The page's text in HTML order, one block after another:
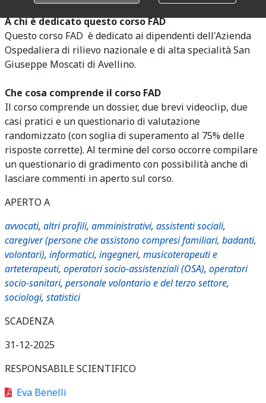
A chi è dedicato questo corso FAD
Questo corso FAD è dedicato ai dipendenti dell'Azienda
Ospedaliera di rilievo nazionale e di alta specialità San
Giuseppe Moscati di Avellino.
Che cosa comprende il corso FAD
Il corso comprende un dossier, due brevi videoclip, due
casi pratici e un questionario di valutazione
randomizzato (con soglia di superamento al 75% delle
risposte corrette). Al termine del corso occorre compilare
un questionario di gradimento con possibilità anche di
lasciare commenti in aperto sul corso.
APERTO A
avvocati, altri profili, amministrativi, assistenti sociali,
caregiver (persone che assistono compresi familiari, badanti,
volontari), informatici, ingegneri, musicoterapeuti e
arteterapeuti, operatori socio-assistenziali (OSA), operatori
socio-sanitari, personale volontario e del terzo settore,
sociologi, statistici
SCADENZA
31-12-2025
RESPONSABILE SCIENTIFICO
Eva Benelli